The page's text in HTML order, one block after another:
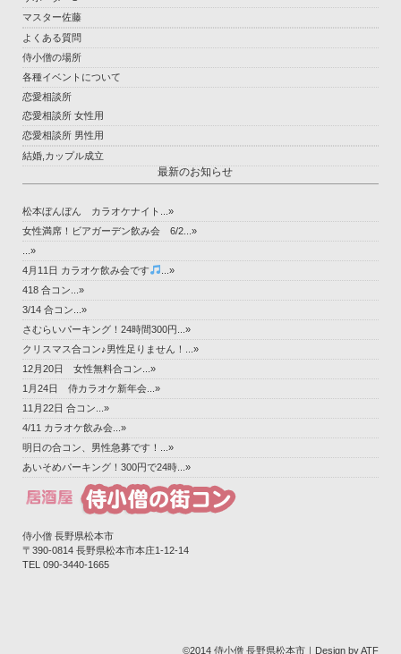
マスター佐藤
よくある質問
侍小僧の場所
各種イベントについて
恋愛相談所
恋愛相談所 女性用
恋愛相談所 男性用
結婚,カップル成立
最新のお知らせ
松本ぼんぼん カラオケナイト...»
女性満席！ビアガーデン飲み会 6/2...»
...»
4月11日 カラオケ飲み会です
...»
418 合コン...»
3/14 合コン...»
さむらいパーキング！24時間300円...»
クリスマス合コン♪男性足りません！...»
12月20日 女性無料合コン...»
1月24日 侍カラオケ新年会...»
11月22日 合コン...»
4/11 カラオケ飲み会...»
明日の合コン、男性急募です！...»
あいそめパーキング！300円で24時...»
侍小僧 長野県松本市
〒390-0814 長野県松本市本庄1-12-14‎
TEL 090-3440-1665
©2014 侍小僧 長野県松本市｜Design by ATF